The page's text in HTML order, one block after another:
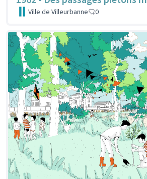
Ville de Villeurbanne 0